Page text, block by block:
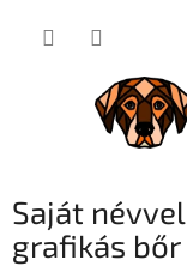
Saját
grafikás